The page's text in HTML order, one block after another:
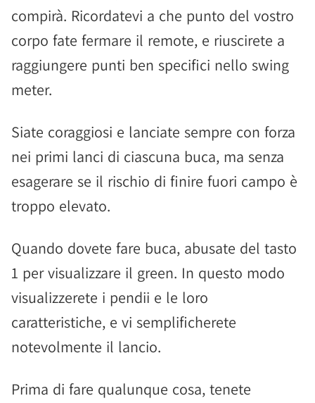
compirà. Ricordatevi a che punto del vostro
corpo fate fermare il remote, e riuscirete a
raggiungere punti ben specifici nello swing
meter.
Siate coraggiosi e lanciate sempre con forza
nei primi lanci di ciascuna buca, ma senza
esagerare se il rischio di finire fuori campo è
troppo elevato.
Quando dovete fare buca, abusate del tasto
1 per visualizzare il green. In questo modo
visualizzerete i pendii e le loro
caratteristiche, e vi semplificherete
notevolmente il lancio.
Prima di fare qualunque cosa, tenete